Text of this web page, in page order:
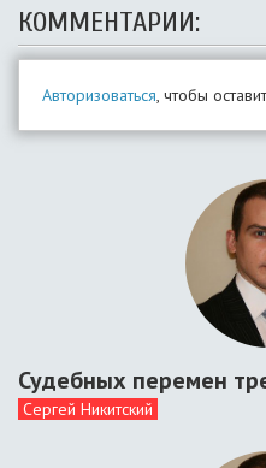
КОММЕНТАРИИ:
Авторизоваться, чтобы
Судебных перемен
Сергей Никитский